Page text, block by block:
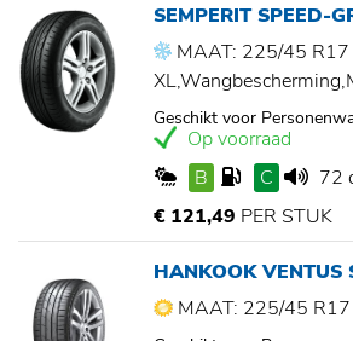
SEMPERIT SPEED-
MAAT: 225/45 R17
Geschikt voor
Op voorraad
B
C
72
€ 121,49 PER STUK
HANKOOK VENTUS
MAAT: 225/45 R17